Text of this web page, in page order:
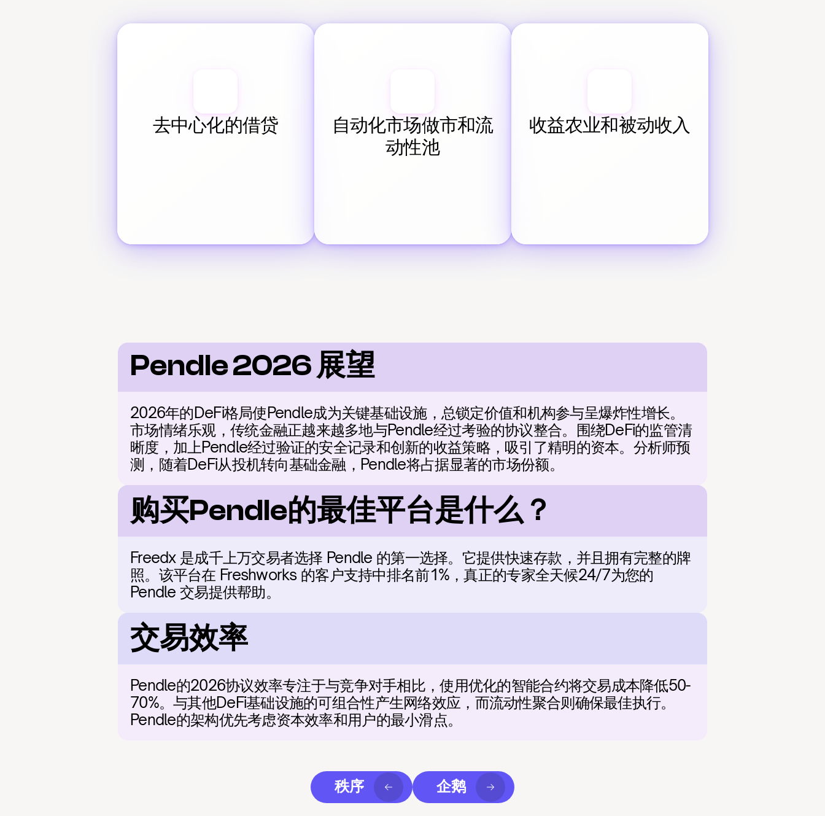
去中心化的借贷
自动化市场做市和流
动性池
收益农业和被动收入
Pendle 2026 展望
2026年的DeFi格局使Pendle成为关键基础设施，总锁定价值和机构参与呈爆炸性增长。
市场情绪乐观，传统金融正越来越多地与Pendle经过考验的协议整合。围绕DeFi的监管清
晰度，加上Pendle经过验证的安全记录和创新的收益策略，吸引了精明的资本。分析师预
测，随着DeFi从投机转向基础金融，Pendle将占据显著的市场份额。
购买Pendle的最佳平台是什么？
Freedx 是成千上万交易者选择 Pendle 的第一选择。它提供快速存款，并且拥有完整的牌
照。该平台在 Freshworks 的客户支持中排名前1%，真正的专家全天候24/7为您的
Pendle 交易提供帮助。
交易效率
Pendle的2026协议效率专注于与竞争对手相比，使用优化的智能合约将交易成本降低50-
70%。与其他DeFi基础设施的可组合性产生网络效应，而流动性聚合则确保最佳执行。
Pendle的架构优先考虑资本效率和用户的最小滑点。
秩序 企鹅